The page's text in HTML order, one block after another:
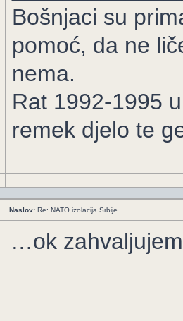
Bošnjaci su
pomoć, da ne
nema.
Rat 1992-1995
remek djelo te
Naslov: Re: NATO izolacija Srbije
…ok